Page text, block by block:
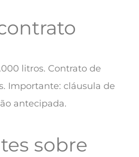
litros. Contrato de
Importante: cláusula de
antecipada.
sobre